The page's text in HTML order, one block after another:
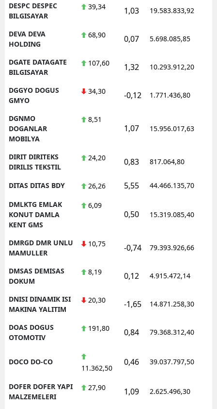
DESPC DESPEC
BILGISAYAR
39,34 1,03 19.583.833,92
DEVA DEVA
HOLDING
68,90 0,07 5.698.085,85
DGATE DATAGATE
BILGISAYAR
107,60 1,32 10.293.912,20
DGGYO DOGUS
GMYO
34,30 -0,12 1.771.436,80
DGNMO
DOGANLAR
MOBILYA
8,51
1,07 15.956.017,63
DIRIT DIRITEKS
DIRILIS TEKSTIL
24,20 0,83 817.064,80
DITAS DITAS BDY 26,26 5,55 44.466.135,70
DMLKTG EMLAK
KONUT DAMLA
KENT GMS
6,09
0,50 15.319.085,40
DMRGD DMR UNLU
MAMULLER
10,75 -0,74 79.393.926,66
DMSAS DEMISAS
DOKUM
8,19 0,12 4.915.472,14
DNISI DINAMIK ISI
MAKINA YALITIM
20,30 -1,65 14.871.258,30
DOAS DOGUS
OTOMOTIV
191,80 0,84 79.368.312,40
DOCO DO-CO
11.362,50
0,46 39.037.797,50
DOFER DOFER YAPI
MALZEMELERI
27,90 1,09 2.625.496,30